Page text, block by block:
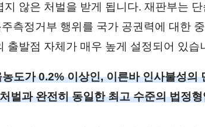
않은 처벌을 받게 됩니다. 재판부는
측정거부 행위를 국가 공권력에 대한
출발점 자체가 매우 높게 설정되어 있습
도가 0.2% 이상인, 이른바 인사불성의
벌과 완전히 동일한 최고 수준의 법정